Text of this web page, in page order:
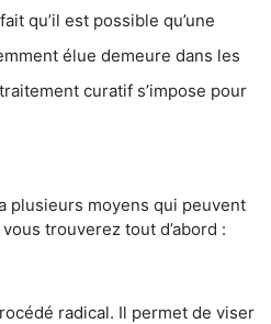
qu’il est possible qu’une
élue demeure dans les
curatif s’impose pour
plusieurs moyens qui peuvent
trouverez tout d’abord :
radical. Il permet de viser